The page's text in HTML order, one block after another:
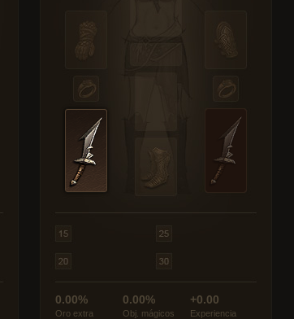
0.00%
Oro extra
0.00%
Obj. mágicos
+0.00
Experiencia